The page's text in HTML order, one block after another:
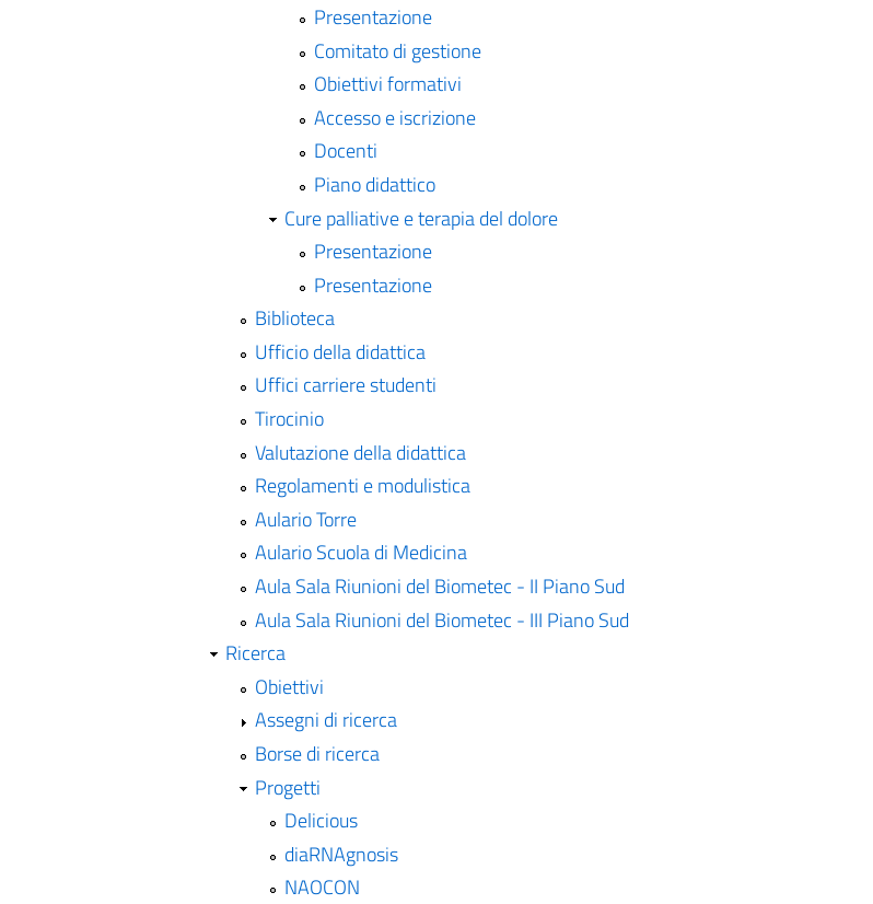
Presentazione
Comitato di gestione
Obiettivi formativi
Accesso e iscrizione
Docenti
Piano didattico
Cure palliative e terapia del dolore
Presentazione
Presentazione
Biblioteca
Ufficio della didattica
Uffici carriere studenti
Tirocinio
Valutazione della didattica
Regolamenti e modulistica
Aulario Torre
Aulario Scuola di Medicina
Aula Sala Riunioni del Biometec - II Piano Sud
Aula Sala Riunioni del Biometec - III Piano Sud
Ricerca
Obiettivi
Assegni di ricerca
Borse di ricerca
Progetti
Delicious
diaRNAgnosis
NAOCON